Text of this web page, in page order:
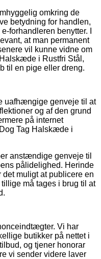
omkring de
betydning for handlen,
forhandleren benytter. I
at man permanent
vil kunne vidne om
i Rustfri Stål,
til en pige eller dreng.
uafhængige genveje til at
og af den grund
på internet
Tag Halskæde i
anstændige genveje til
pålidelighed. Herinde
muligt at publicere en
må tages i brug til at
Vi har
butikker på nettet i
og tjener honorar
vi sender videre laver